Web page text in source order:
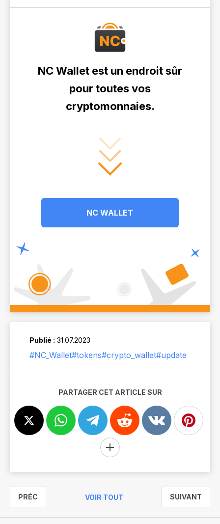
NC Wallet est un endroit sûr
pour toutes vos
cryptomonnaies.
NC WALLET
Publié : 31.07.2023
#NC_Wallet#tokens#crypto_wallet#update
PARTAGER CET ARTICLE SUR
PRÉC VOIR TOUT SUIVANT